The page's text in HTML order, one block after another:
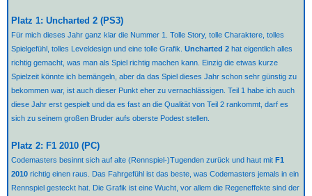
Platz 1: Uncharted 2 (PS3)
Für mich dieses Jahr ganz klar die Nummer 1. Tolle Story, tolle Charaktere, tolles
Spielgefühl, tolles Leveldesign und eine tolle Grafik. Uncharted 2 hat eigentlich alles
richtig gemacht, was man als Spiel richtig machen kann. Einzig die etwas kurze
Spielzeit könnte ich bemängeln, aber da das Spiel dieses Jahr schon sehr günstig zu
bekommen war, ist auch dieser Punkt eher zu vernachlässigen. Teil 1 habe ich auch
diese Jahr erst gespielt und da es fast an die Qualität von Teil 2 rankommt, darf es
sich zu seinem großen Bruder aufs oberste Podest stellen.
Platz 2: F1 2010 (PC)
Codemasters besinnt sich auf alte (Rennspiel-)Tugenden zurück und haut mit F1
2010 richtig einen raus. Das Fahrgefühl ist das beste, was Codemasters jemals in ein
Rennspiel gesteckt hat. Die Grafik ist eine Wucht, vor allem die Regeneffekte sind der